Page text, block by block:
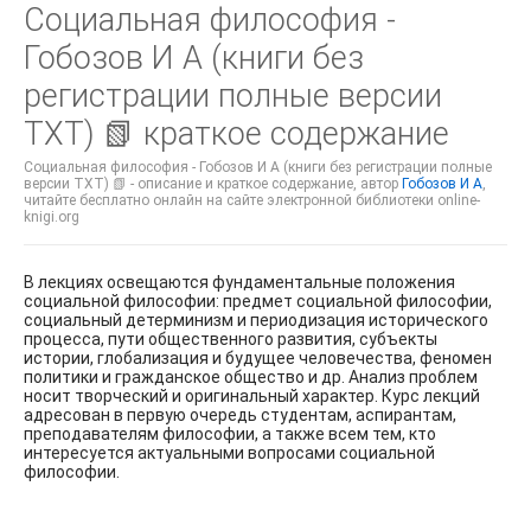
Социальная философия -
Гобозов И А (книги без
регистрации полные версии
TXT) 📗 краткое содержание
Социальная философия - Гобозов И А (книги без регистрации полные
версии TXT) 📗 - описание и краткое содержание, автор Гобозов И А,
читайте бесплатно онлайн на сайте электронной библиотеки online-
knigi.org
В лекциях освещаются фундаментальные положения
социальной философии: предмет социальной философии,
социальный детерминизм и периодизация исторического
процесса, пути общественного развития, субъекты
истории, глобализация и будущее человечества, феномен
политики и гражданское общество и др. Анализ проблем
носит творческий и оригинальный характер. Курс лекций
адресован в первую очередь студентам, аспирантам,
преподавателям философии, а также всем тем, кто
интересуется актуальными вопросами социальной
философии.